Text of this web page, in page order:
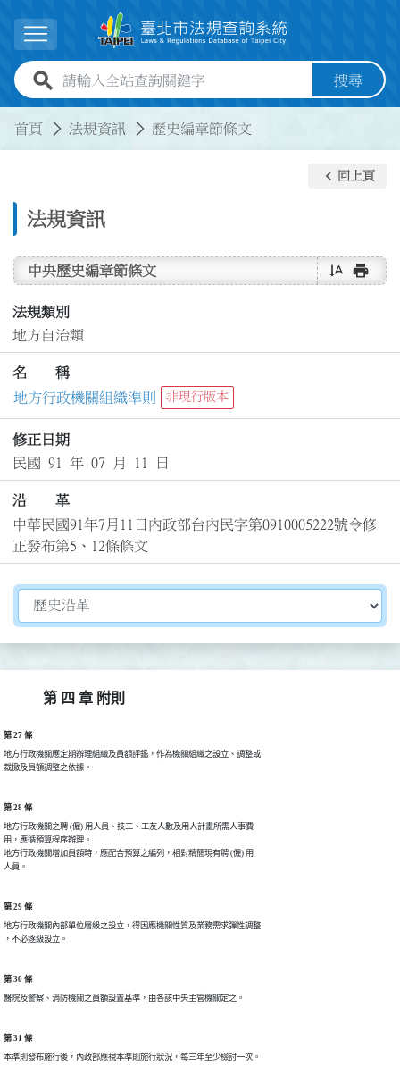
展開選單
全站查詢關鍵字欄位 搜尋
首頁 法規資訊 歷史編章節條文
法規資訊
keyboard_arrow_left 回上頁
中央歷史編章節條文 text_rotate_vertical print
法規類別
地方自治類
名 稱
地方行政機關組織準則
非現行版本
修正日期
民國 91 年 07 月 11 日
沿 革
中華民國91年7月11日內政部台內民字第0910005222號令修
正發布第5、12條條文
切換選擇法規資訊內容
第 四 章 附則
第 27 條
地方行政機關應定期辦理組織及員額評鑑，作為機關組織之設立、調整或
裁撤及員額調整之依據。
第 28 條
地方行政機關之聘 (僱) 用人員、技工、工友人數及用人計畫所需人事費
用，應循預算程序辦理。
地方行政機關增加員額時，應配合預算之編列，相對精簡現有聘 (僱) 用
人員。
第 29 條
地方行政機關內部單位層級之設立，得因應機關性質及業務需求彈性調整
，不必逐級設立。
第 30 條
醫院及警察、消防機關之員額設置基準，由各該中央主管機關定之。
第 31 條
本準則發布施行後，內政部應視本準則施行狀況，每三年至少檢討一次。